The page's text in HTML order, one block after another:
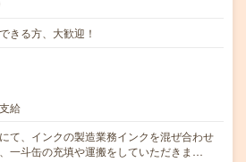
きる方、大歓迎！
給
て、インクの製造業務インクを混ぜ合わせ
一斗缶の充填や運搬をしていただきま…